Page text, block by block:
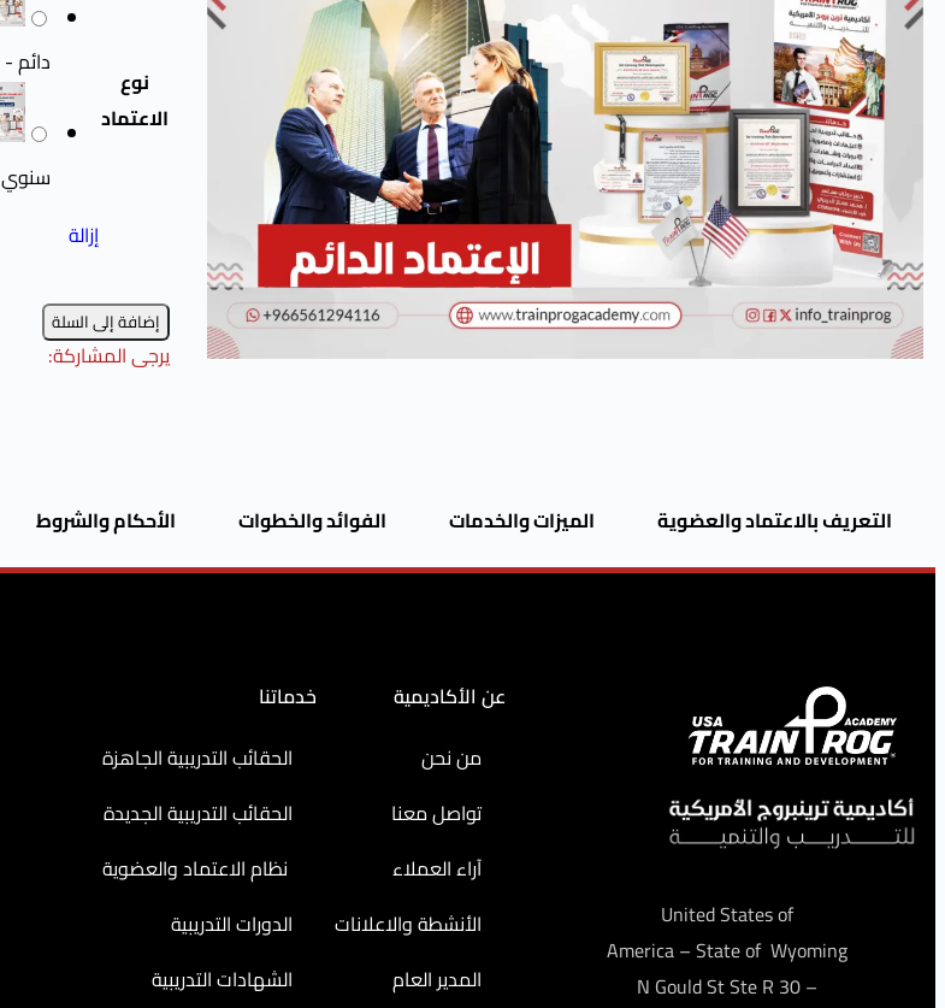
نوع
الاعتماد
دائم-
سنوي
إزالة
إضافة إلى السلة
يرجى المشاركة:
التعريف بالاعتماد والعضوية الميزات والخدمات الفوائد والخطوات الأحكام والشروط
United States of
America – State of Wyoming
– 30 N Gould St Ste R
عن الأكاديمية
من نحن
تواصل معنا
آراء العملاء
الأنشطة والاعلانات
المدير العام
خدماتنا
الحقائب التدريبية الجاهزة
الحقائب التدريبية الجديدة
نظام الاعتماد والعضوية
الدورات التدريبية
الشهادات التدريبية